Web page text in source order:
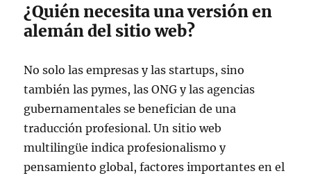
¿Quién necesita una versión en
alemán del sitio web?
No solo las empresas y las startups, sino
también las pymes, las ONG y las agencias
gubernamentales se benefician de una
traducción profesional. Un sitio web
multilingüe indica profesionalismo y
pensamiento global, factores importantes en el